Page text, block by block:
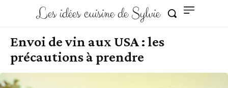
Les idées cuisine de Sylvie
Envoi de vin aux USA : les
précautions à prendre